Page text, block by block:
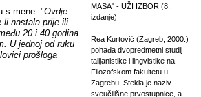
s mene. "Ovdje
li nastala prije ili
20 i 40 godina
U jednoj od ruku
prošloga
MASA" - UŽI IZBOR (8.
izdanje)
Rea Kurtović (Zagreb, 2000.)
pohađa dvopredmetni studij
talijanistike i lingvistike na
Filozofskom fakultetu u
Zagrebu. Stekla je naziv
sveučilišne prvostupnice, a